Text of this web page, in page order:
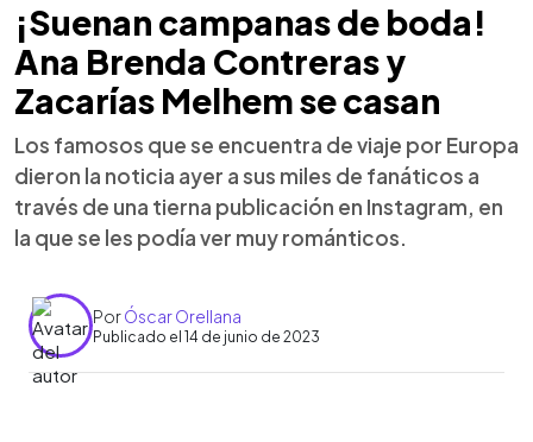
¡Suenan campanas de boda!
Ana Brenda Contreras y
Zacarías Melhem se casan
Los famosos que se encuentra de viaje por Europa
dieron la noticia ayer a sus miles de fanáticos a
través de una tierna publicación en Instagram, en
la que se les podía ver muy románticos.
PorÓscar Orellana
Publicado el 14 de junio de 2023